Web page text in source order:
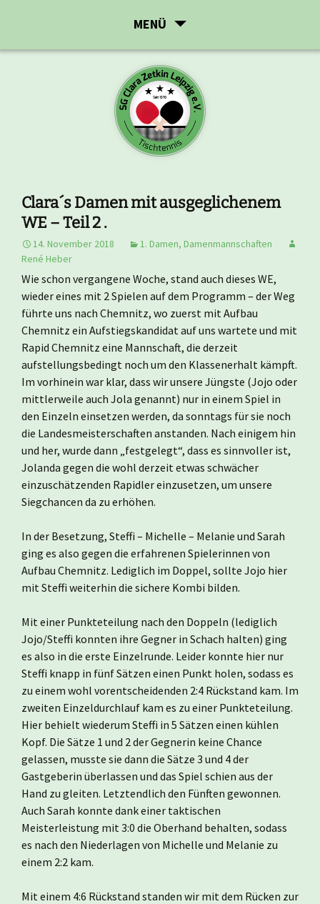
MENÜ
Clara´s Damen mit ausgeglichenem
WE – Teil 2 .
14. November 2018 1. Damen, Damenmannschaften
René Heber
Wie schon vergangene Woche, stand auch dieses WE,
wieder eines mit 2 Spielen auf dem Programm – der Weg
führte uns nach Chemnitz, wo zuerst mit Aufbau
Chemnitz ein Aufstiegskandidat auf uns wartete und mit
Rapid Chemnitz eine Mannschaft, die derzeit
aufstellungsbedingt noch um den Klassenerhalt kämpft.
Im vorhinein war klar, dass wir unsere Jüngste (Jojo oder
mittlerweile auch Jola genannt) nur in einem Spiel in
den Einzeln einsetzen werden, da sonntags für sie noch
die Landesmeisterschaften anstanden. Nach einigem hin
und her, wurde dann „festgelegt“, dass es sinnvoller ist,
Jolanda gegen die wohl derzeit etwas schwächer
einzuschätzenden Rapidler einzusetzen, um unsere
Siegchancen da zu erhöhen.
In der Besetzung, Steffi – Michelle – Melanie und Sarah
ging es also gegen die erfahrenen Spielerinnen von
Aufbau Chemnitz. Lediglich im Doppel, sollte Jojo hier
mit Steffi weiterhin die sichere Kombi bilden.
Mit einer Punkteteilung nach den Doppeln (lediglich
Jojo/Steffi konnten ihre Gegner in Schach halten) ging
es also in die erste Einzelrunde. Leider konnte hier nur
Steffi knapp in fünf Sätzen einen Punkt holen, sodass es
zu einem wohl vorentscheidenden 2:4 Rückstand kam. Im
zweiten Einzeldurchlauf kam es zu einer Punkteteilung.
Hier behielt wiederum Steffi in 5 Sätzen einen kühlen
Kopf. Die Sätze 1 und 2 der Gegnerin keine Chance
gelassen, musste sie dann die Sätze 3 und 4 der
Gastgeberin überlassen und das Spiel schien aus der
Hand zu gleiten. Letztendlich den Fünften gewonnen.
Auch Sarah konnte dank einer taktischen
Meisterleistung mit 3:0 die Oberhand behalten, sodass
es nach den Niederlagen von Michelle und Melanie zu
einem 2:2 kam.
Mit einem 4:6 Rückstand standen wir mit dem Rücken zur